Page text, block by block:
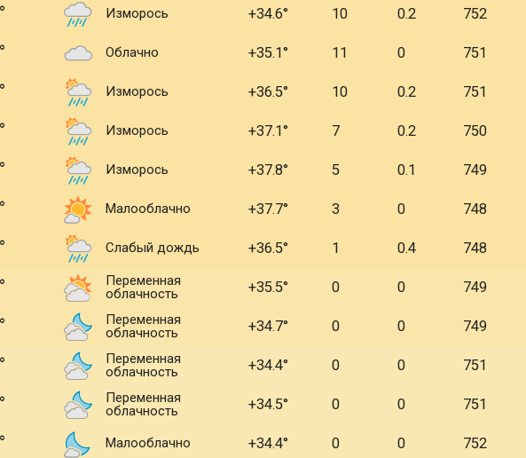
Изморось +34.6 10 0.2 752
Облачно +35.1 11 0 751
Изморось +36.5 10 0.2 751
Изморось +37.1 7 0.2 750
Изморось +37.8 5 0.1 749
Малооблачно +37.7 3 0 748
Слабый дождь +36.5 1 0.4 748
Переменная
облачность
+35.5 0 0 749
Переменная
облачность
+34.7 0 0 749
Переменная
облачность
+34.4 0 0 751
Переменная
облачность
+34.5 0 0 751
Малооблачно +34.4 0 0 752